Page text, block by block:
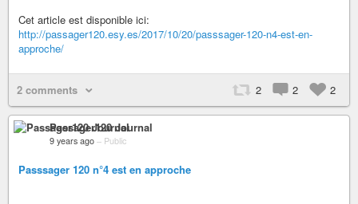
Cet article est disponible ici:
http://passager120.esy.es/2017/10/20/passsager-120-n4-est-en-
approche/
2 comments 2 2 2
Passager120 Journal
9 years ago – Public
Passsager 120 n°4 est en approche